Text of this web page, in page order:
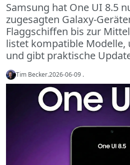
Samsung hat One UI 8.5
zugesagten Galaxy-
Flaggschiffen bis zur
listet kompatible Modelle,
und gibt praktische
Tim Becker.2026-06-09 .